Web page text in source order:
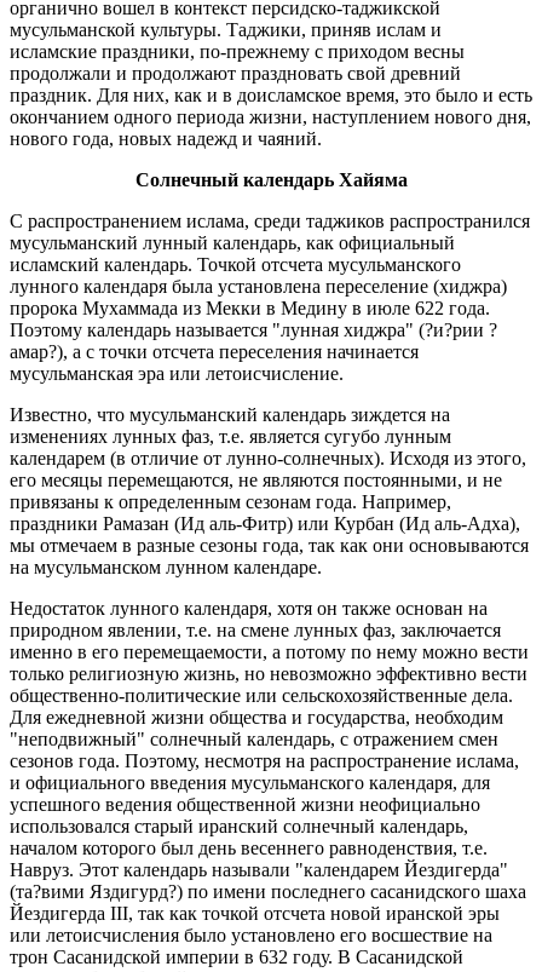
органично вошел в контекст персидско-таджикской
мусульманской культуры. Таджики, приняв ислам и
исламские праздники, по-прежнему с приходом весны
продолжали и продолжают праздновать свой древний
праздник. Для них, как и в доисламское время, это было и есть
окончанием одного периода жизни, наступлением нового дня,
нового года, новых надежд и чаяний.
Солнечный календарь Хайяма
С распространением ислама, среди таджиков распространился
мусульманский лунный календарь, как официальный
исламский календарь. Точкой отсчета мусульманского
лунного календаря была установлена переселение (хиджра)
пророка Мухаммада из Мекки в Медину в июле 622 года.
Поэтому календарь называется "лунная хиджра" (?и?рии ?
амар?), а с точки отсчета переселения начинается
мусульманская эра или летоисчисление.
Известно, что мусульманский календарь зиждется на
изменениях лунных фаз, т.е. является сугубо лунным
календарем (в отличие от лунно-солнечных). Исходя из этого,
его месяцы перемещаются, не являются постоянными, и не
привязаны к определенным сезонам года. Например,
праздники Рамазан (Ид аль-Фитр) или Курбан (Ид аль-Адха),
мы отмечаем в разные сезоны года, так как они основываются
на мусульманском лунном календаре.
Недостаток лунного календаря, хотя он также основан на
природном явлении, т.е. на смене лунных фаз, заключается
именно в его перемещаемости, а потому по нему можно вести
только религиозную жизнь, но невозможно эффективно вести
общественно-политические или сельскохозяйственные дела.
Для ежедневной жизни общества и государства, необходим
"неподвижный" солнечный календарь, с отражением смен
сезонов года. Поэтому, несмотря на распространение ислама,
и официального введения мусульманского календаря, для
успешного ведения общественной жизни неофициально
использовался старый иранский солнечный календарь,
началом которого был день весеннего равноденствия, т.е.
Навруз. Этот календарь называли "календарем Йездигерда"
(та?вими Яздигурд?) по имени последнего сасанидского шаха
Йездигерда III, так как точкой отсчета новой иранской эры
или летоисчисления было установлено его восшествие на
трон Сасанидской империи в 632 году. В Сасанидской